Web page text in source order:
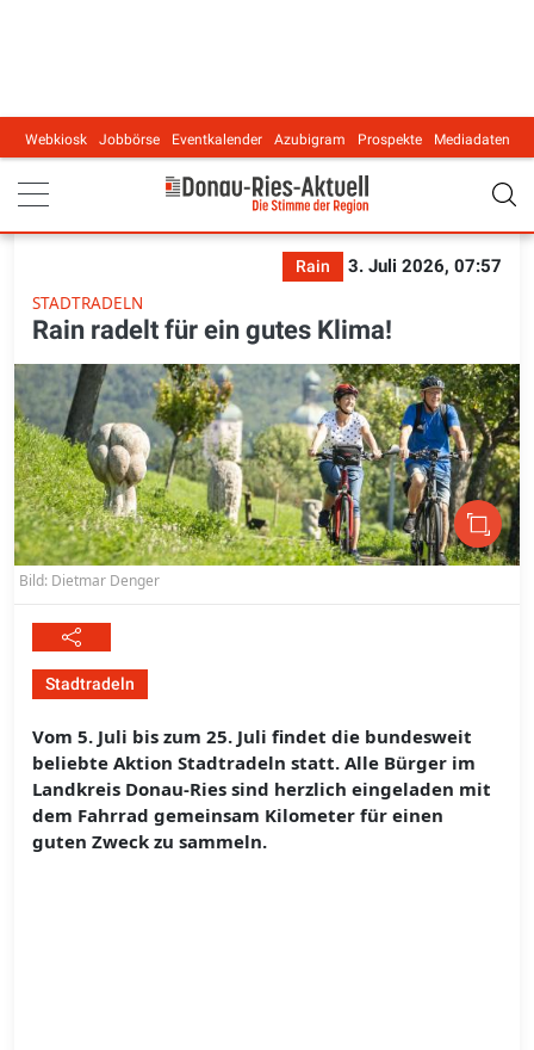
Main navigation
Webkiosk Jobbörse Eventkalender Azubigram Prospekte Mediadaten
Rain
3. Juli 2026, 07:57
STADTRADELN
Rain radelt für ein gutes Klima!
Bild: Dietmar Denger
Stadtradeln
Vom 5. Juli bis zum 25. Juli findet die bundesweit
beliebte Aktion Stadtradeln statt. Alle Bürger im
Landkreis Donau-Ries sind herzlich eingeladen mit
dem Fahrrad gemeinsam Kilometer für einen
guten Zweck zu sammeln.